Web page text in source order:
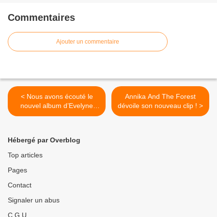
Commentaires
Ajouter un commentaire
< Nous avons écouté le
nouvel album d’Evelyne
Gallet !
Annika And The Forest
dévoile son nouveau clip ! >
Hébergé par Overblog
Top articles
Pages
Contact
Signaler un abus
C.G.U.